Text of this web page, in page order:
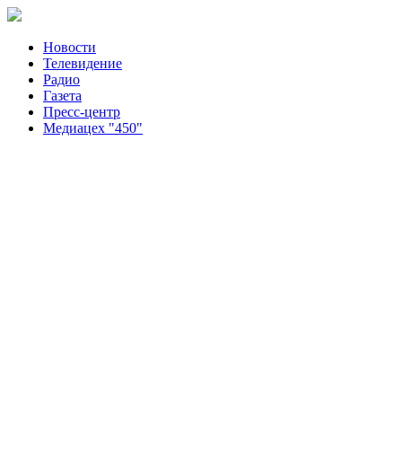
Новости
Телевидение
Радио
Газета
Пресс-центр
Медиацех "450"